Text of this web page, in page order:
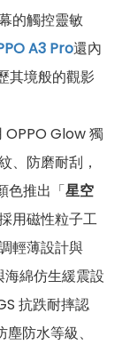
的觸控靈敏
A3 Pro還內
其境般的觀影
OPPO Glow 獨
、防磨耐刮，
色推出「星空
用磁性粒子工
輕薄設計與
綿仿生緩震設
抗跌耐摔認
防水等級、